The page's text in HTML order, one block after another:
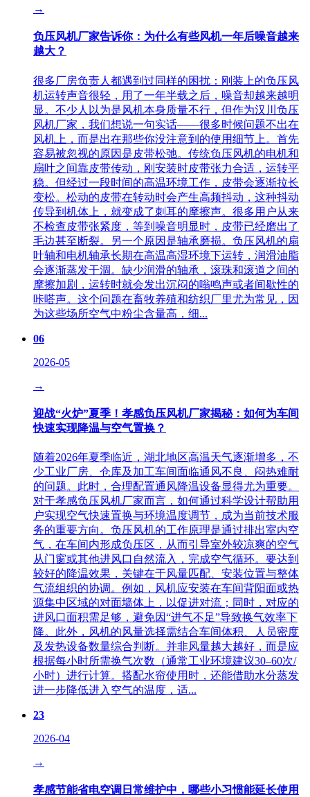
→
负压风机厂家告诉你：为什么有些风机一年后噪音越来
越大？
很多厂房负责人都遇到过同样的困扰：刚装上的负压风
机运转声音很轻，用了一年半载之后，噪音却越来越明
显。不少人以为是风机本身质量不行，但作为汉川负压
风机厂家，我们想说一句实话——很多时候问题不出在
风机上，而是出在那些你没注意到的使用细节上。首先
容易被忽视的原因是皮带松弛。传统负压风机的电机和
扇叶之间靠皮带传动，刚安装时皮带张力合适，运转平
稳。但经过一段时间的高温环境工作，皮带会逐渐拉长
变松。松动的皮带在转动时会产生高频抖动，这种抖动
传导到机体上，就变成了刺耳的摩擦声。很多用户从来
不检查皮带张紧度，等到噪音明显时，皮带已经磨出了
毛边甚至断裂。另一个原因是轴承磨损。负压风机的扇
叶轴和电机轴承长期在高温高湿环境下运转，润滑油脂
会逐渐蒸发干涸。缺少润滑的轴承，滚珠和滚道之间的
摩擦加剧，运转时就会发出沉闷的嗡鸣声或者间歇性的
咔嗒声。这个问题在畜牧养殖和纺织厂里尤为常见，因
为这些场所空气中粉尘含量高，细...
06
2026-05
→
迎战“火炉”夏季！孝感负压风机厂家揭秘：如何为车间
快速实现降温与空气置换？
随着2026年夏季临近，湖北地区高温天气逐渐增多，不
少工业厂房、仓库及加工车间面临通风不良、闷热难耐
的问题。此时，合理配置通风降温设备显得尤为重要。
对于孝感负压风机厂家而言，如何通过科学设计帮助用
户实现空气快速置换与环境温度调节，成为当前技术服
务的重要方向。负压风机的工作原理是通过排出室内空
气，在车间内形成负压区，从而引导室外较凉爽的空气
从门窗或其他进风口自然流入，完成空气循环。要达到
较好的降温效果，关键在于风量匹配、安装位置与整体
气流组织的协调。例如，风机应安装在车间背阳面或热
源集中区域的对面墙体上，以促进对流；同时，对应的
进风口面积需足够，避免因“进气不足”导致换气效率下
降。此外，风机的风量选择需结合车间体积、人员密度
及发热设备数量综合判断。并非风量越大越好，而是应
根据每小时所需换气次数（通常工业环境建议30–60次/
小时）进行计算。搭配水帘使用时，还能借助水分蒸发
进一步降低进入空气的温度，适...
23
2026-04
→
孝感节能省电空调日常维护中，哪些小习惯能延长使用